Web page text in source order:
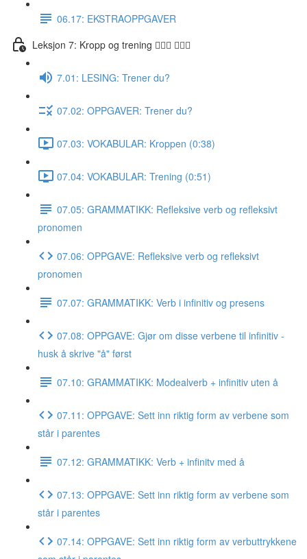
06.17: EKSTRAOPPGAVER
Leksjon 7: Kropp og trening 🚶🏼‍♀️ 🏋🏽‍♀️
7.01: LESING: Trener du?
07.02: OPPGAVER: Trener du?
07.03: VOKABULAR: Kroppen (0:38)
07.04: VOKABULAR: Trening (0:51)
07.05: GRAMMATIKK: Refleksive verb og refleksivt
pronomen
07.06: OPPGAVE: Refleksive verb og refleksivt
pronomen
07.07: GRAMMATIKK: Verb i infinitiv og presens
07.08: OPPGAVE: Gjør om disse verbene til infinitiv -
husk å skrive "å" først
07.10: GRAMMATIKK: Modealverb + infinitiv uten å
07.11: OPPGAVE: Sett inn riktig form av verbene som
står i parentes
07.12: GRAMMATIKK: Verb + infinitv med å
07.13: OPPGAVE: Sett inn riktig form av verbene som
står i parentes
07.14: OPPGAVE: Sett inn riktig form av verbuttrykkene